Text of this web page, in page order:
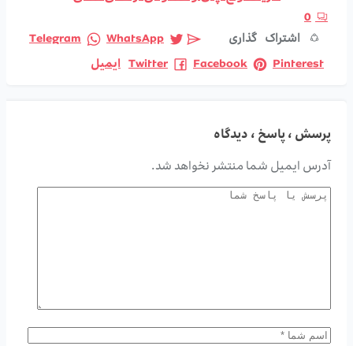
0
اشتراک گذاری
Telegram
WhatsApp
Twitter
Facebook Pinterest ایمیل
پرسش ، پاسخ ، دیدگاه
آدرس ایمیل شما منتشر نخواهد شد.